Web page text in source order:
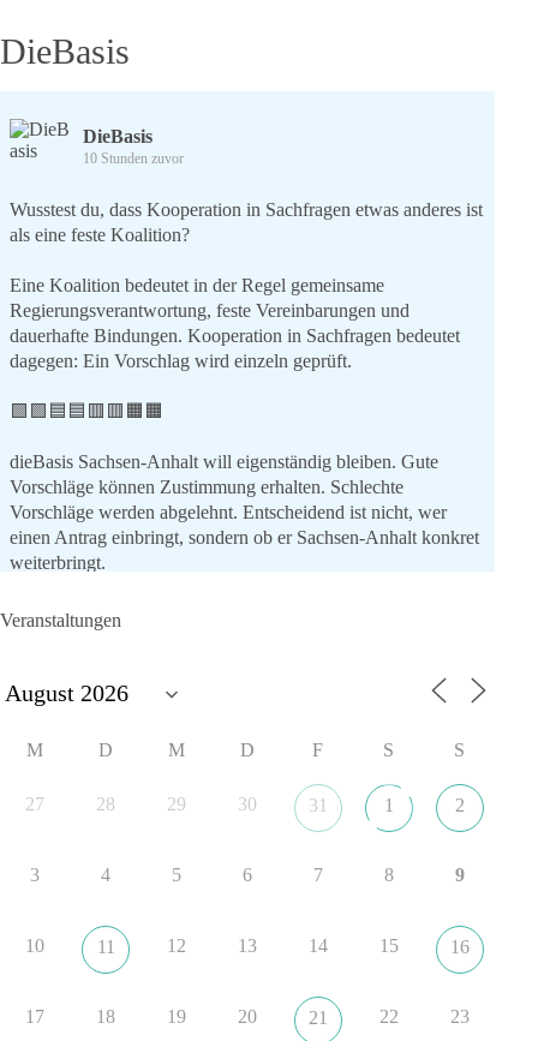
DieBasis
DieBasis
10 Stunden zuvor
Wusstest du, dass Kooperation in Sachfragen etwas anderes ist
als eine feste Koalition?
Eine Koalition bedeutet in der Regel gemeinsame
Regierungsverantwortung, feste Vereinbarungen und
dauerhafte Bindungen. Kooperation in Sachfragen bedeutet
dagegen: Ein Vorschlag wird einzeln geprüft.
🟩🟩🟦🟦🟥🟥🟧🟧
dieBasis Sachsen-Anhalt will eigenständig bleiben. Gute
Vorschläge können Zustimmung erhalten. Schlechte
Vorschläge werden abgelehnt. Entscheidend ist nicht, wer
einen Antrag einbringt, sondern ob er Sachsen-Anhalt konkret
weiterbringt.
Ablehnung. Keine politische Verschmelzung.
Entscheidungen? 👇
#dieBasis #SachsenAnhalt #Landtagswahl2026
#Kooperation
15 Stunden zuvor
„Plandemie-Logik Reloaded“
Sie sagten immer und immer wieder: „Nur die Impfung rettet
Veranstaltungen
M D M D F S S
27 28 29 30 31 1 2
3 4 5 6 7 8 9
10 11 12 13 14 15 16
17 18 19 20 21 22 23